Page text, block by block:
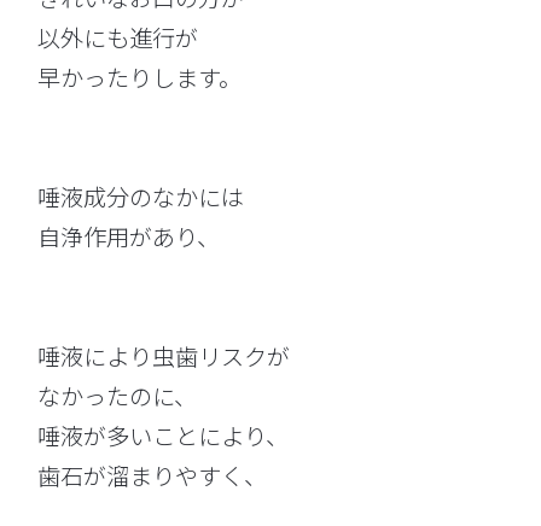
以外にも進行が
早かったりします。
唾液成分のなかには
自浄作用があり、
唾液により虫歯リスクが
なかったのに、
唾液が多いことにより、
歯石が溜まりやすく、